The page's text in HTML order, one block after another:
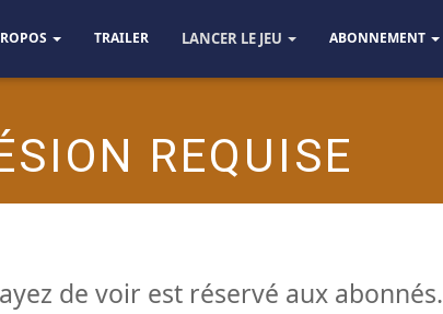
TRAILER LANCER LE JEU ABONNEMENT
REQUISE
de voir est réservé aux abonnés.